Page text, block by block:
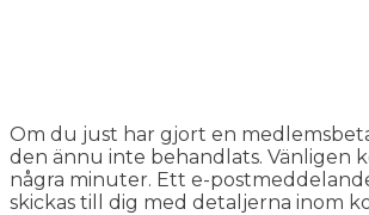
Om du just har gjort en
den ännu inte behandlats. Vänligen
några minuter. Ett e-
skickas till dig med detaljerna inom